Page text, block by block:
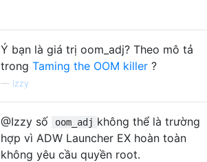
Ý bạn là giá trị oom_adj? Theo mô tả
trong Taming the OOM killer ?
— Izzy
@Izzy số oom_adj không thể là trường
hợp vì ADW Launcher EX hoàn toàn
không yêu cầu quyền root.